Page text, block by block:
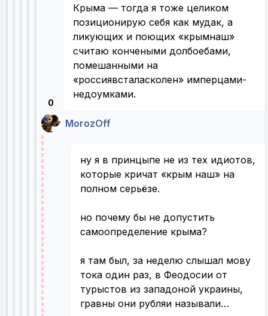
0
Крыма — тогда я тоже целиком
позиционирую себя как мудак, а
ликующих и поющих «крымнаш»
считаю кончеными долбоебами,
помешанными на
«россиявсталасколен» имперцами-
недоумками.
MorozOff
ну я в принцыпе не из тех идиотов,
которые кричат «крым наш» на
полном серьёзе.
но почему бы не допустить
самоопределение крыма?
я там был, за неделю слышал мову
тока один раз, в Феодосии от
турыстов из западоной украины,
гравны они рубляи называли…